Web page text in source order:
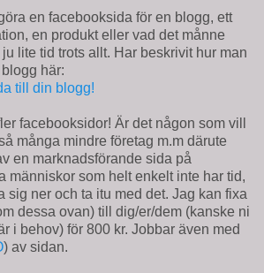
en facebooksida för en blogg, ett
en produkt eller vad det månne
lite tid trots allt. Har beskrivit hur man
här:
till din blogg!
facebooksidor! Är det någon som vill
många mindre företag m.m därute
en marknadsförande sida på
människor som helt enkelt inte har tid,
sig ner och ta itu med det. Jag kan fixa
dessa ovan) till dig/er/dem (kanske ni
i behov) för 800 kr. Jobbar även med
) av sidan.